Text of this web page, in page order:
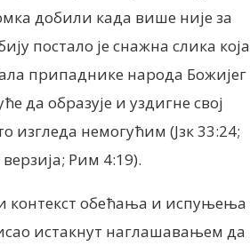
добили када више није за
постало је снажна слика која
припаднике народа Божијег
да образује и уздигне свој
изгледа немогућим (Јзк 33:24;
Рим 4:19).
контекст обећања и испуњења
истакнут наглашавањем да